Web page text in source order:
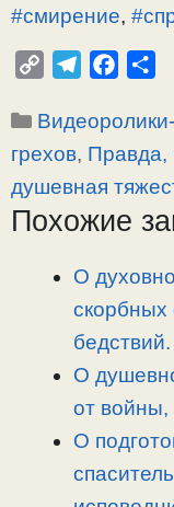
#смирение,
p
y
n
l
e
a
c
e
o
п
р
и
Рубрики
грехов, Правда,
душевная
Похожие
О
скорбных
бедствий.
О
от войны,
О